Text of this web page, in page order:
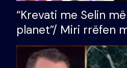
“Krevati me Selin
planet”/ Miri rrëfen
bukura në shtëpinë
mungojë zilja e